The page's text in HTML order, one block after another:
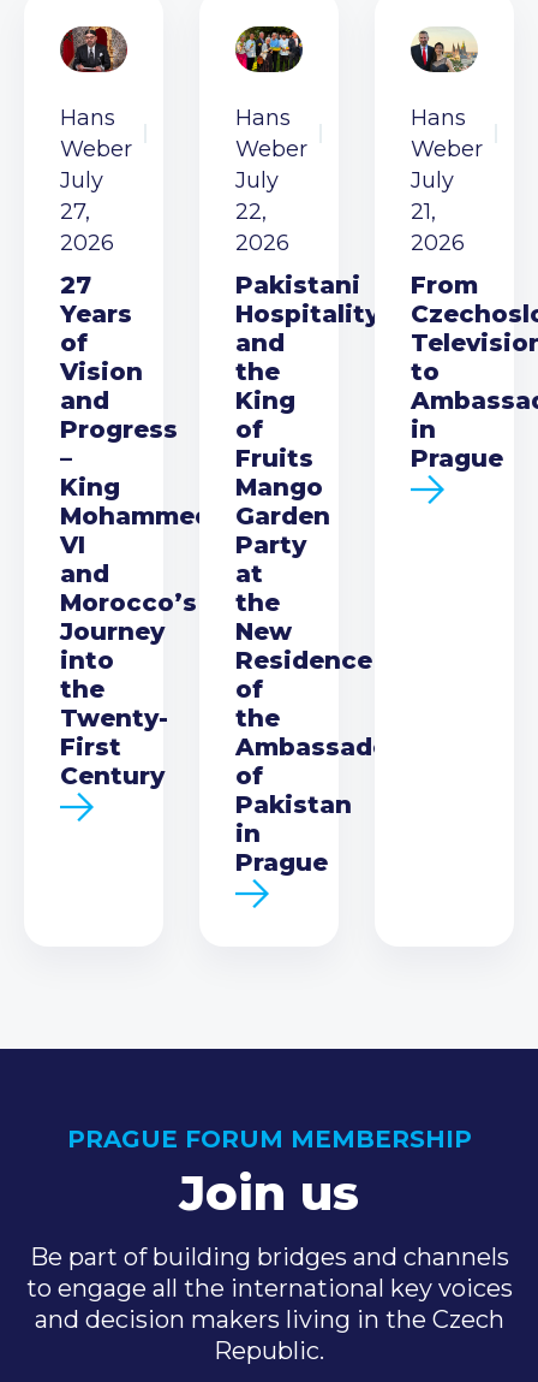
Hans
Weber
July
27,
2026
27
Years
of
Vision
and
Progress
–
King
Mohammed
VI
and
Morocco’s
Journey
into
the
Twenty-
First
Century
Hans
Weber
July
22,
2026
Pakistani
Hospitality
and
the
King
of
Fruits
Mango
Garden
Party
at
the
New
Residence
of
the
Ambassador
of
Pakistan
in
Prague
Hans
Weber
July
21,
2026
From
to
in
Prague
PRAGUE FORUM MEMBERSHIP
Join us
Be part of building bridges and channels
to engage all the international key voices
and decision makers living in the Czech
Republic.